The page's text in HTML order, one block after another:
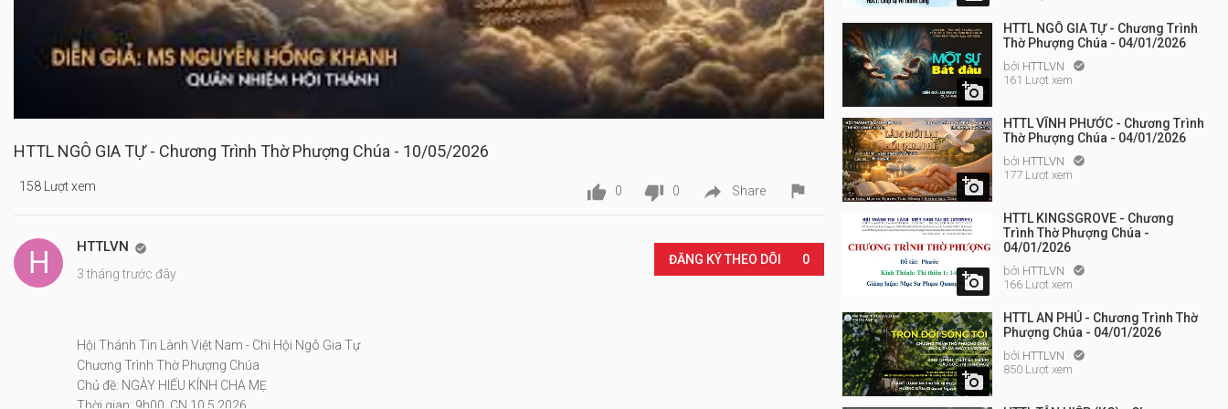

HTTL NGÔ GIA TỰ - Chương Trình
Thờ Phượng Chúa - 04/01/2026
bởi HTTLVN 
161 Lượt xem

HTTL VĨNH PHƯỚC - Chương Trình
Thờ Phượng Chúa - 04/01/2026
bởi HTTLVN 
177 Lượt xem

HTTL KINGSGROVE - Chương
Trình Thờ Phượng Chúa -
04/01/2026
bởi HTTLVN 
166 Lượt xem

HTTL AN PHÚ - Chương Trình Thờ
Phượng Chúa - 04/01/2026
bởi HTTLVN 
850 Lượt xem
HTTL NGÔ GIA TỰ - Chương Trình Thờ Phượng Chúa - 10/05/2026
158 Lượt xem  0  0  Share 
HTTLVN 
3 tháng trước đây
ĐĂNG KÝ THEO DÕI 0
Hội Thánh Tin Lành Việt Nam - Chi Hội Ngô Gia Tự
Chương Trình Thờ Phượng Chúa
Chủ đề: NGÀY HIẾU KÍNH CHA MẸ
Thời gian: 9h00, CN 10.5.2026